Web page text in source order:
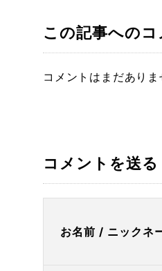
この記事へのコ
コメントはまだありま
コメントを送る
お名前 / ニックネ